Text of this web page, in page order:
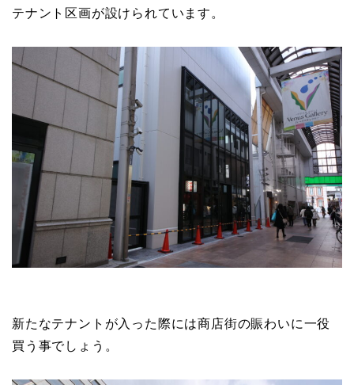
テナント区画が設けられています。
新たなテナントが入った際には商店街の賑わいに一役
買う事でしょう。